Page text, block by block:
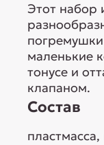
Этот набор
маленькие
тонусе и
клапаном.
Состав